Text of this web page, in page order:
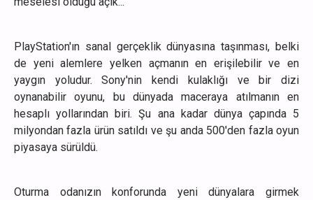
PlayStation'ın sanal gerçeklik dünyasına taşınması, belki
de yeni alemlere yelken açmanın en erişilebilir ve en
yaygın yoludur. Sony'nin kendi kulaklığı ve bir dizi
oynanabilir oyunu, bu dünyada maceraya atılmanın en
hesaplı yollarından biri. Şu ana kadar dünya çapında 5
milyondan fazla ürün satıldı ve şu anda 500'den fazla oyun
piyasaya sürüldü.
Oturma odanızın konforunda yeni dünyalara girmek